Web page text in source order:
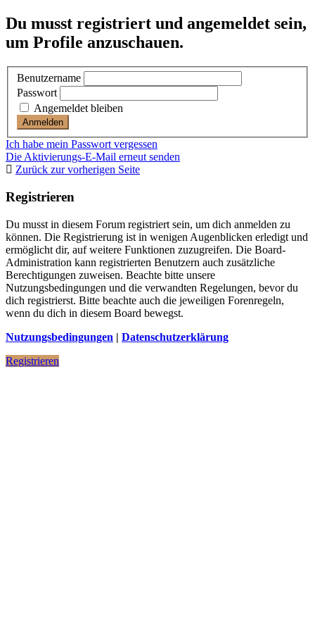
Du musst registriert und angemeldet sein,
um Profile anzuschauen.
Benutzername
Passwort
Angemeldet bleiben
Ich habe mein Passwort vergessen
Die Aktivierungs-E-Mail erneut senden
Zurück zur vorherigen Seite
Registrieren
Du musst in diesem Forum registriert sein, um dich anmelden zu
können. Die Registrierung ist in wenigen Augenblicken erledigt und
ermöglicht dir, auf weitere Funktionen zuzugreifen. Die Board-
Administration kann registrierten Benutzern auch zusätzliche
Berechtigungen zuweisen. Beachte bitte unsere
Nutzungsbedingungen und die verwandten Regelungen, bevor du
dich registrierst. Bitte beachte auch die jeweiligen Forenregeln,
wenn du dich in diesem Board bewegst.
Nutzungsbedingungen | Datenschutzerklärung
Registrieren